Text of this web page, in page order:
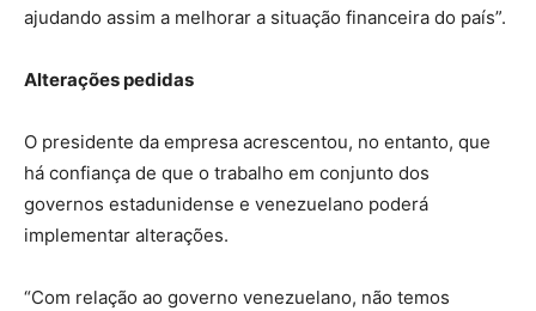
ajudando assim a melhorar a situação financeira do país”.
Alterações pedidas
O presidente da empresa acrescentou, no entanto, que
há confiança de que o trabalho em conjunto dos
governos estadunidense e venezuelano poderá
implementar alterações.
“Com relação ao governo venezuelano, não temos